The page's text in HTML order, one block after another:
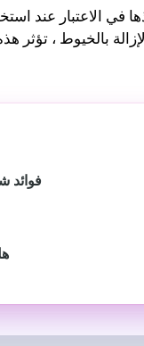
الاعتبار عند
بالخيوط ،
10